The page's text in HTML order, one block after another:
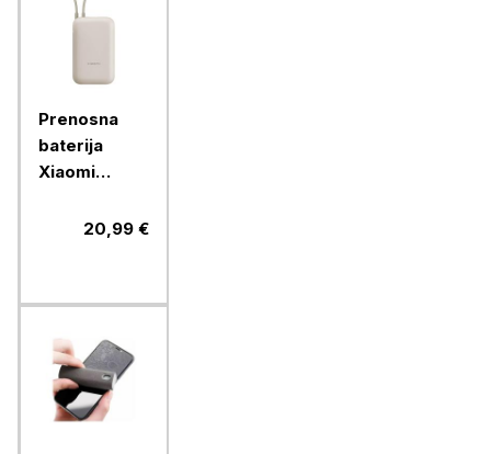
Prenosna
baterija
Xiaomi
max 22,5W
20,99 €